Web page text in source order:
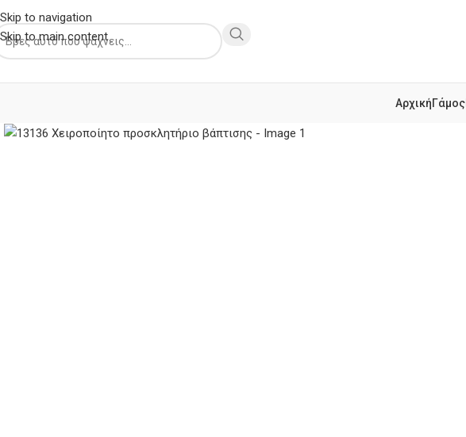
Skip to navigation
Skip to main content
ΑρχικήΓάμος